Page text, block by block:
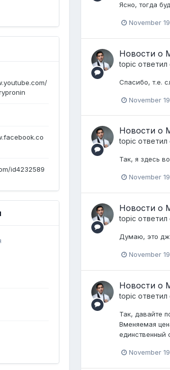
id4232589
Ясно, тогда
November
Новости о
topic ответил
Спасибо, т.е.
November
Новости о
topic ответил
Так, я здесь
November
Новости о
topic ответил
Думаю, это
November
Новости о
topic ответил
Так, давайте
Вменяемая
единственный
November